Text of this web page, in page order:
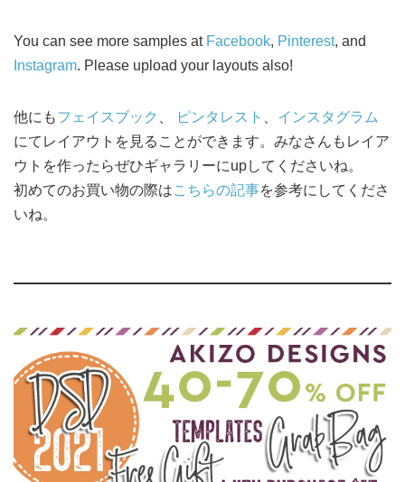
You can see more samples at Facebook, Pinterest, and
Instagram. Please upload your layouts also!
他にもフェイスブック ピンタレスト
インスタグラム
にてレイアウトを見ることができます。みなさんもレイア
ウトを作ったらぜひギャラリーにupしてくださいね。
初めてのお買い物の際はこちらの記事を参考にしてくださ
いね。